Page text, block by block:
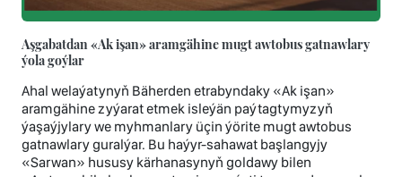
Aşgabatdan «Ak işan» aramgähine mugt awtobus gatnawlary
ýola goýlar
Ahal welaýatynyň Bäherden etrabyndaky «Ak işan»
aramgähine zyýarat etmek isleýän paýtagtymyzyň
ýaşaýjylary we myhmanlary üçin ýörite mugt awtobus
gatnawlary guralýar. Bu haýyr-sahawat başlangyjy
«Sarwan» hususy kärhanasynyň goldawy bilen